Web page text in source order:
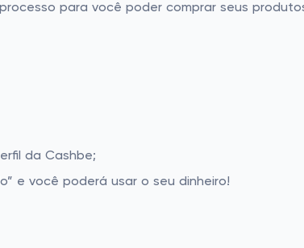
para você poder comprar seus
da Cashbe;
e você poderá usar o seu dinheiro!